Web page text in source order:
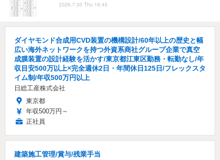
2026.7.30 Thu 16:45
ダイヤモンド合成用CVD装置の機構設計/60年以上の歴史と幅
広い海外ネットワークを持つ外資系商社グループ企業で真空
成膜装置の設計経験を活かす/東京都江東区勤務・転勤なし/年
収目安500万以上×完全週休2日・年間休日125日/フレックスタ
イム制/年収500万円以上
日総工産株式会社
東京都
年収500万円～
正社員
建築施工管理/賞与/残業手当